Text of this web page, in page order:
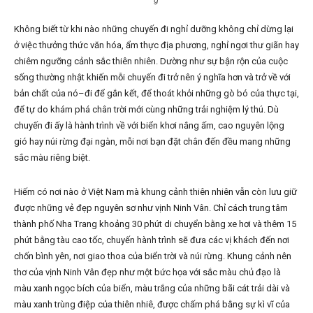
Không biết từ khi nào những chuyến đi nghỉ dưỡng không chỉ dừng lại
ở việc thưởng thức văn hóa, ẩm thực địa phương, nghỉ ngơi thư giãn hay
chiêm ngưỡng cảnh sắc thiên nhiên. Dường như sự bận rộn của cuộc
sống thường nhật khiến mỗi chuyến đi trở nên ý nghĩa hơn và trở về với
bản chất của nó–đi để gắn kết, để thoát khỏi những gò bó của thực tại,
để tự do khám phá chân trời mới cùng những trải nghiệm lý thú. Dù
chuyến đi ấy là hành trình về với biển khơi nắng ấm, cao nguyên lộng
gió hay núi rừng đại ngàn, mỗi nơi bạn đặt chân đến đều mang những
sắc màu riêng biệt.
Hiếm có nơi nào ở Việt Nam mà khung cảnh thiên nhiên vẫn còn lưu giữ
được những vẻ đẹp nguyên sơ như vịnh Ninh Vân. Chỉ cách trung tâm
thành phố Nha Trang khoảng 30 phút di chuyển bằng xe hơi và thêm 15
phút bằng tàu cao tốc, chuyến hành trình sẽ đưa các vị khách đến nơi
chốn bình yên, nơi giao thoa của biển trời và núi rừng. Khung cảnh nên
thơ của vịnh Ninh Vân đẹp như một bức họa với sắc màu chủ đạo là
màu xanh ngọc bích của biển, màu trắng của những bãi cát trải dài và
màu xanh trùng điệp của thiên nhiê, được chấm phá bằng sự kì vĩ của